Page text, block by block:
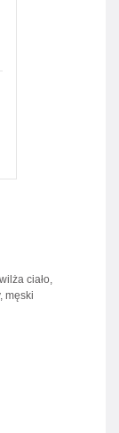
ciało,
męski